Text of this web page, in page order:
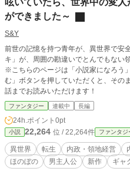
呟いていたら、世界中の変
ができました～
S&Y
前世の記憶を持つ青年が、異世界で安
キ」が、周囲の勘違いでとんでもない
※こちらのページは「小説家になろう
む」ボタンを押していただくと、その
話までお読みいただけます！
ファンタジー 連載中 長編
24h.ポイント 0pt
小説 22,264 位 / 22,264件 ファンタジ
異世界 転生 内政・領地経営
ほのぼの
男主人公 新作 ギャ